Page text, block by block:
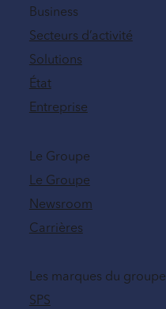
Business
Secteurs d’activité
Solutions
État
Entreprise
Le Groupe
Le Groupe
Newsroom
Carrières
Les marques du groupe
SPS